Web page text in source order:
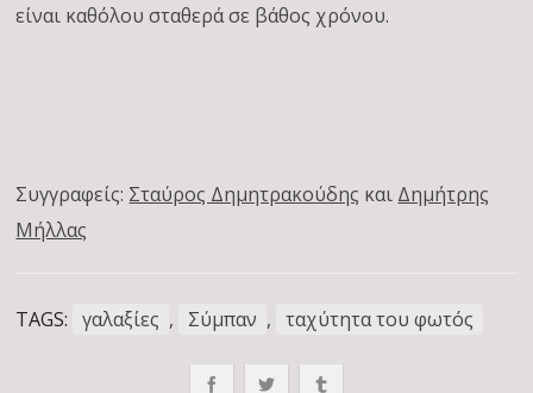
είναι καθόλου σταθερά σε βάθος χρόνου.
Συγγραφείς: Σταύρος Δημητρακούδης και Δημήτρης
Μήλλας
TAGS: γαλαξίες , Σύμπαν , ταχύτητα του φωτός